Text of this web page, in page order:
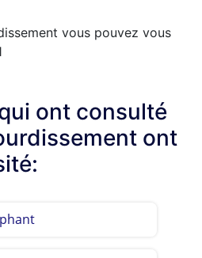
vous pouvez vous
ont consulté
ont